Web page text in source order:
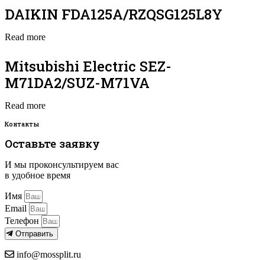
DAIKIN FDA125A/RZQSG125L8Y
Read more
Mitsubishi Electric SEZ-
M71DA2/SUZ-M71VA
Read more
Контакты
Оставьте заявку
И мы проконсультируем вас
в удобное время
Имя
Email
Телефон
Отправить
info@mossplit.ru